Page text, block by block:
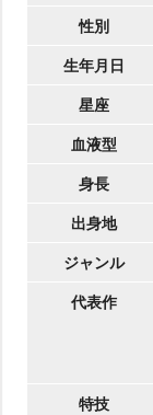
性別
生年月日
星座
血液型
身長
出身地
ジャンル
代表作
特技